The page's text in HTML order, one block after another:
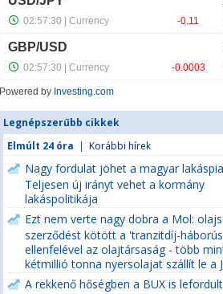
Powered by Investing.com
Legnépszerűbb cikkek
Elmúlt 24 óra | Korábbi hírek
Nagy fordulat jöhet a magyar
Teljesen új irányt vehet a kormány
lakáspolitikája
Ezt nem verte nagy dobra a Mol:
szerződést kötött a 'tranzitdíj-
ellenfelével az olajtársaság - több
kétmillió tonna nyersolajat szállít le a
A rekkenő hőségben a BUX is lefordult